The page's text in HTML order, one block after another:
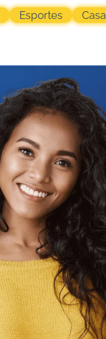
Esportes Casa